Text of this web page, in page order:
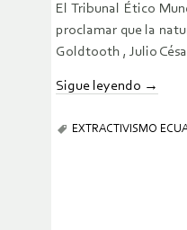
El Tribunal Ético
proclamar que la
Goldtooth , Julio
Sigue leyendo →
EXTRACTIVISMO